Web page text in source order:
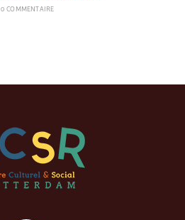
0 COMMENTAIRE